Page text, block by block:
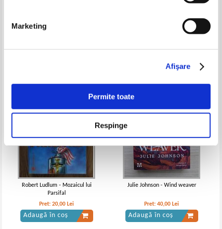
Marketing
Afişare
Permite toate
Respinge
Adaugă în coș
Marco Nese - Caracatita (3
Adaugă în coș
Robert Ludlum - Mozaicul lui
Parsifal
Pret:20,00 Lei
Adaugă în coș
Julie Johnson - Wind weaver
Pret:40,00 Lei
Adaugă în coș